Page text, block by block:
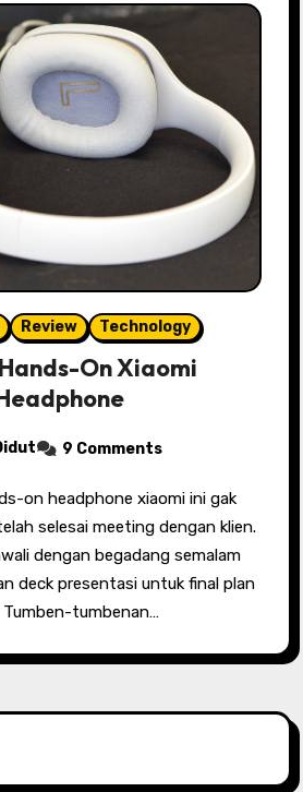
Review Technology
On Xiaomi
9 Comments
selesai meeting dengan klien.
dengan begadang semalam
deck presentasi untuk final plan
Tumben-tumbenan…